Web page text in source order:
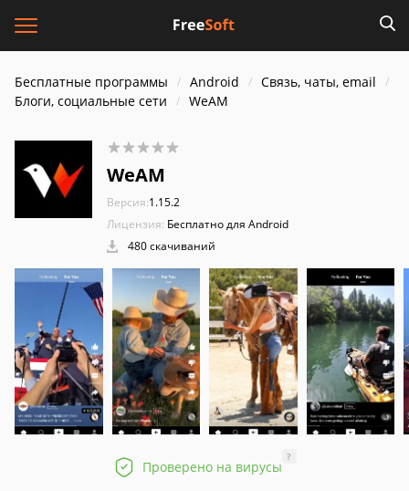
Бесплатные программы Android
Связь, чаты, email
Блоги, социальные сети
WeAM
WeAM
Версия:1.15.2
Лицензия: Бесплатно для Android
480 скачиваний
Проверено на вирусы
?